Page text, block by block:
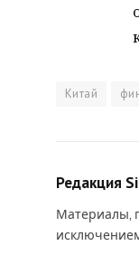
Китай
Редакция
Материалы,